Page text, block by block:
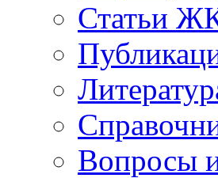
Статьи
Вопросы